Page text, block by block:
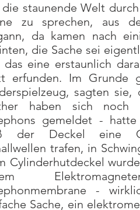
staunende Welt
zu sprechen, aus
da kamen nach
die Sache sei
das eine erstaunlich
erfunden. Im Grunde
sagten
haben sich noch
gemeldet -
der Deckel eine
trafen, in
Cylinderhutdeckel
-
Sache, ein